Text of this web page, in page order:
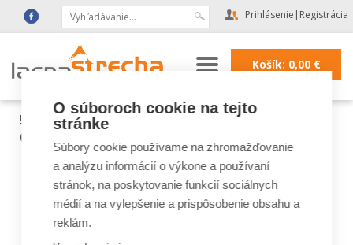
Prihlásenie | Registrácia
Košík: 0,00€
Úvod |Pre zákazníkov
Obchodné podmienky
O súboroch cookie na tejto
stránke
Súbory cookie používame na zhromažďovanie
a analýzu informácií o výkone a používaní
stránok, na poskytovanie funkcií sociálnych
médií a na vylepšenie a prispôsobenie obsahu a
reklám.